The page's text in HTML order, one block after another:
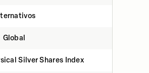
Global
Silver Shares Index